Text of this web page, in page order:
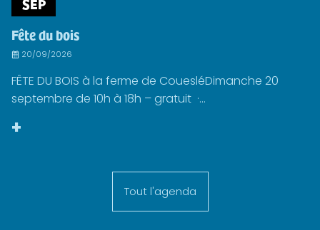
Fête du bois
20/09/2026
FÊTE DU BOIS à la ferme de CouesléDimanche 20
septembre de 10h à 18h – gratuit ·...
+
Tout l'agenda